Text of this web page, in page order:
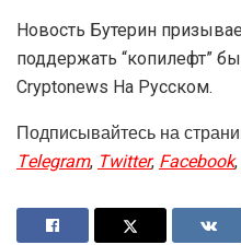
Новость Бутерин
поддержать “копилефт”
Cryptonews На Русском.
Подписывайтесь на
Telegram, Twitter, Facebook,